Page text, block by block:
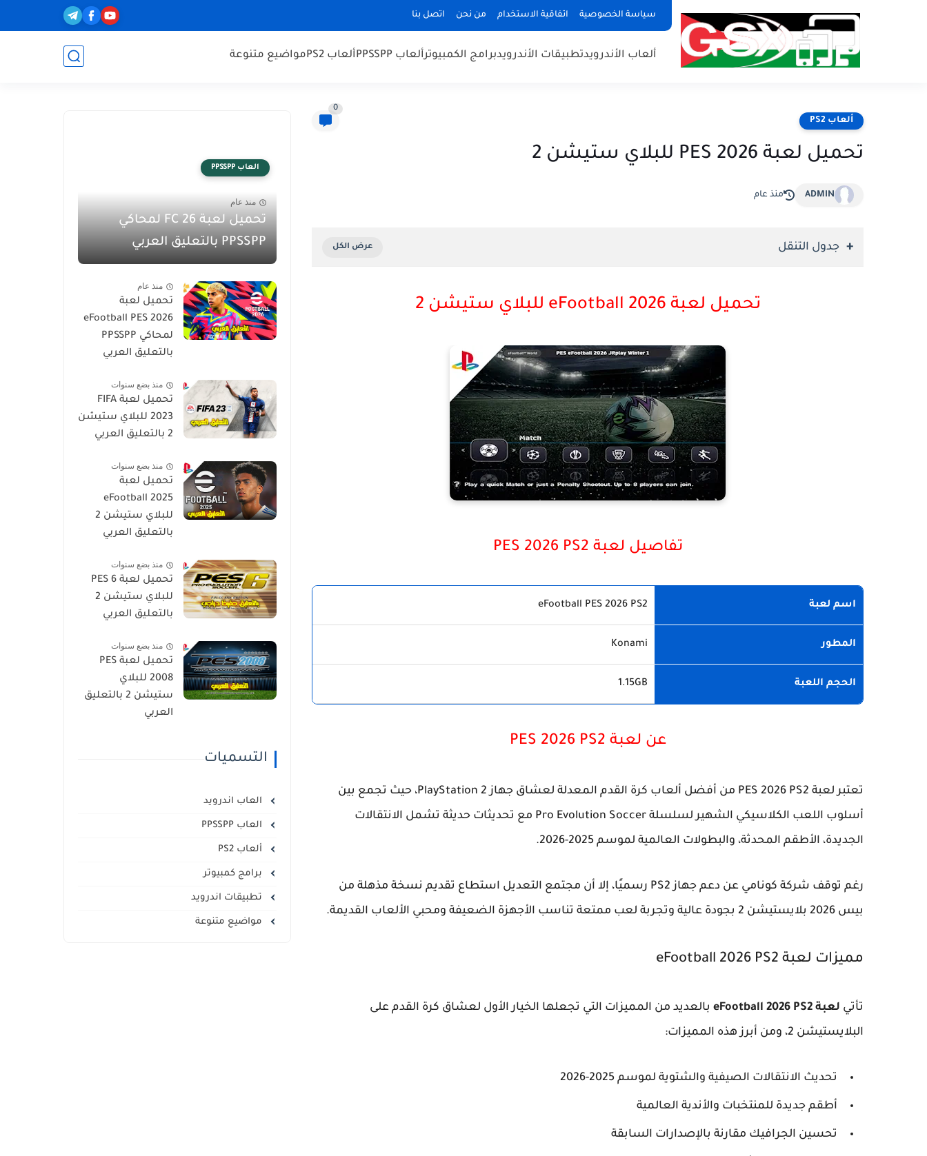
سياسة الخصوصية اتفاقية الاستخدام من نحن اتصل بنا
ألعاب الأندرويدتطبيقات الأندرويدبرامج الكمبيوترألعاب PPSSPP ألعاب PS2 مواضيع متنوعة
ألعاب PS2
0
تحميل لعبة PES 2026 للبلاي ستيشن 2
ADMIN منذ عام
جدول التنقل
تحميل لعبة eFootball 2026 للبلاي ستيشن 2
تفاصيل لعبة PES 2026 PS2
اسم لعبة eFootball PES 2026 PS2
المطور Konami
الحجم اللعبة 1.15GB
عن لعبة PES 2026 PS2
تعتبر لعبة PES 2026 PS2 من أفضل ألعاب كرة القدم المعدلة لعشاق جهازPlayStation 2، حيث تجمع بين
أسلوب اللعب الكلاسيكي الشهير لسلسلة Pro Evolution Soccer مع تحديثات حديثة تشمل الانتقالات
الجديدة، الأطقم المحدثة، والبطولات العالمية لموسم 2025-2026.
رغم توقف شركة كونامي عن دعم جهاز PS2 رسميًا، إلا أن مجتمع التعديل استطاع تقديم نسخة مذهلة من
بيس 2026 بلايستيشن 2
بجودة عالية وتجربة لعب ممتعة تناسب الأجهزة الضعيفة ومحبي الألعاب القديمة.
مميزات لعبة eFootball 2026 PS2
تأتي لعبة eFootball 2026 PS2
بالعديد من المميزات التي تجعلها الخيار الأول لعشاق كرة القدم على
البلايستيشن 2، ومن أبرز هذه المميزات:
تحديث الانتقالات الصيفية والشتوية لموسم 2025-2026
أطقم جديدة للمنتخبات والأندية العالمية
تحسين الجرافيك مقارنة بالإصدارات السابقة
العاب PPSSPP
منذ عام
تحميل لعبة FC 26 لمحاكي
PPSSPP بالتعليق العربي
منذ عام
تحميل لعبة
eFootball PES 2026
لمحاكي PPSSPP
بالتعليق العربي
منذ بضع سنوات
تحميل لعبة FIFA
2023 للبلاي ستيشن
2 بالتعليق العربي
منذ بضع سنوات
تحميل لعبة
eFootball 2025
للبلاي ستيشن 2
بالتعليق العربي
منذ بضع سنوات
تحميل لعبة PES 6
للبلاي ستيشن 2
بالتعليق العربي
منذ بضع سنوات
تحميل لعبة PES
2008 للبلاي
ستيشن 2 بالتعليق
العربي
التسميات
العاب اندرويد
العاب PPSSPP
ألعاب PS2
برامج كمبيوتر
تطبيقات اندرويد
مواضيع متنوعة